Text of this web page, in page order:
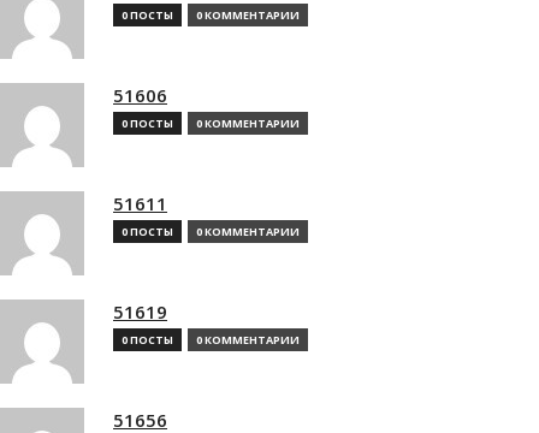
0 ПОСТЫ 0 КОММЕНТАРИИ
51606
0 ПОСТЫ 0 КОММЕНТАРИИ
51611
0 ПОСТЫ 0 КОММЕНТАРИИ
51619
0 ПОСТЫ 0 КОММЕНТАРИИ
51656